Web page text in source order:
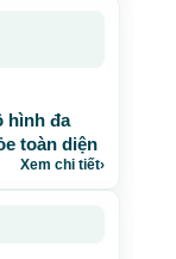
hình đa
toàn diện
Xem chi tiết›